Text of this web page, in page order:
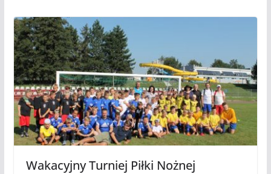
Wakacyjny Turniej Piłki Nożnej